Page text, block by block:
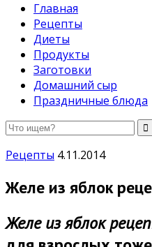
Главная
Рецепты
Диеты
Продукты
Заготовки
Домашний сыр
Праздничные блюда
Рецепты 4.11.2014
Желе из яблок
Желе из яблок